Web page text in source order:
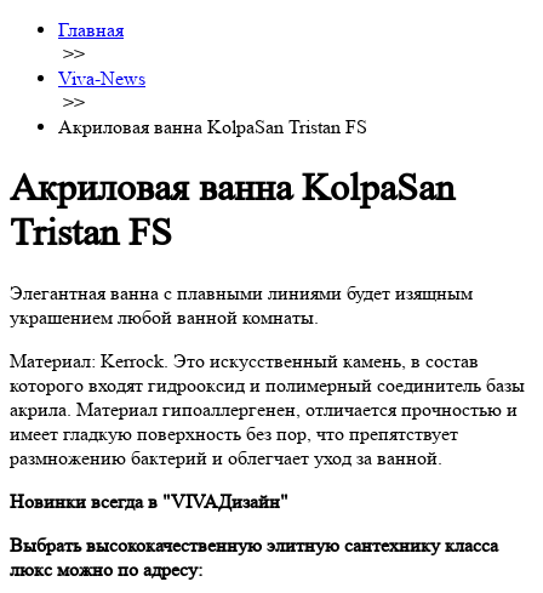
Главная
>>
Viva-News
>>
Акриловая ванна KolpaSan Tristan FS
Акриловая ванна KolpaSan
Tristan FS
Элегантная ванна с плавными линиями будет изящным
украшением любой ванной комнаты.
Материал: Kerrock. Это искусственный камень, в состав
которого входят гидрооксид и полимерный соединитель базы
акрила. Материал гипоаллергенен, отличается прочностью и
имеет гладкую поверхность без пор, что препятствует
размножению бактерий и облегчает уход за ванной.
Новинки всегда в "VIVAДизайн"
Выбрать высококачественную элитную сантехнику класса
люкс можно по адресу: